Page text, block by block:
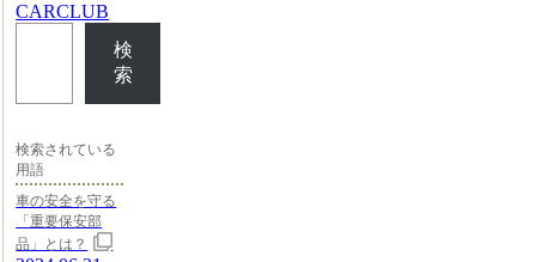
CARCLUB
検
索
検索されている
用語
車の安全を守る
「重要保安部
品」とは？